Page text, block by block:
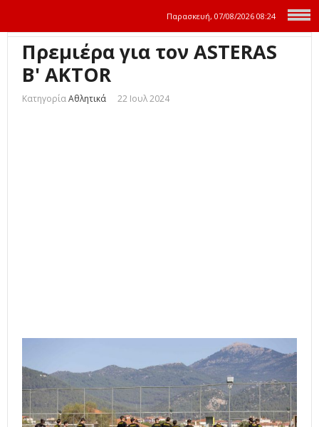
Παρασκευή, 07/08/2026 08:24
Πρεμιέρα για τον ASTERAS
B' AKTOR
ΚατηγορίαΑθλητικά 22 Ιουλ 2024